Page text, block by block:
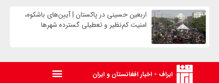
اربعین حسینی در پاکستان | آیین‌های باشکوه،
امنیت کم‌نظیر و تعطیلی گسترده شهرها
ایراف - اخبار افغانستان و ایران